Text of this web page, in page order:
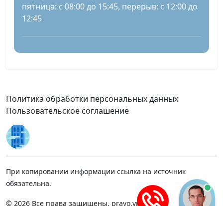
пятница: с 08:00 до 15:45, перерыв: с 12:00 до
12:45
Политика обработки персональных данных
Пользовательское соглашение
При копировании информации ссылка на источник
обязательна.
© 2026 Все права защищены, pravo.vnmsk.ru.